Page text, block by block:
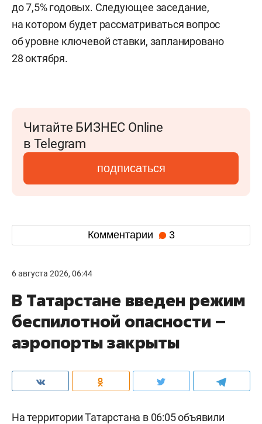
до 7,5% годовых. Следующее заседание,
на котором будет рассматриваться вопрос
об уровне ключевой ставки, запланировано
28 октября.
Читайте БИЗНЕС Online
в Telegram
подписаться
Комментарии 3
6 августа 2026, 06:44
В Татарстане введен режим
беспилотной опасности –
аэропорты закрыты
На территории Татарстана в 06:05 объявили